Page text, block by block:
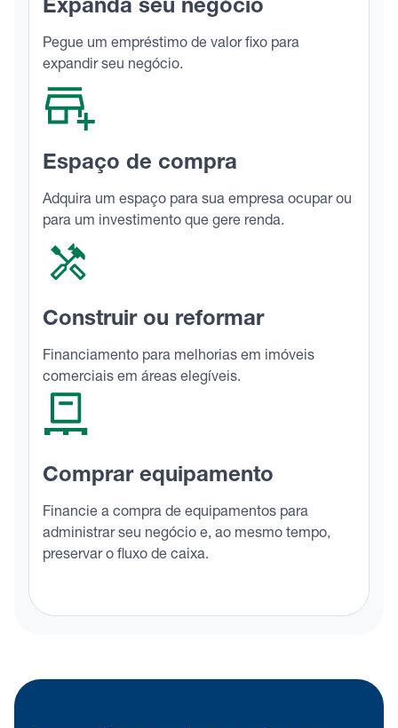
Expanda seu negócio
Pegue um empréstimo de valor fixo para
expandir seu negócio.
Espaço de compra
Adquira um espaço para sua empresa ocupar ou
para um investimento que gere renda.
Construir ou reformar
Financiamento para melhorias em imóveis
comerciais em áreas elegíveis.
Comprar equipamento
Financie a compra de equipamentos para
administrar seu negócio e, ao mesmo tempo,
preservar o fluxo de caixa.